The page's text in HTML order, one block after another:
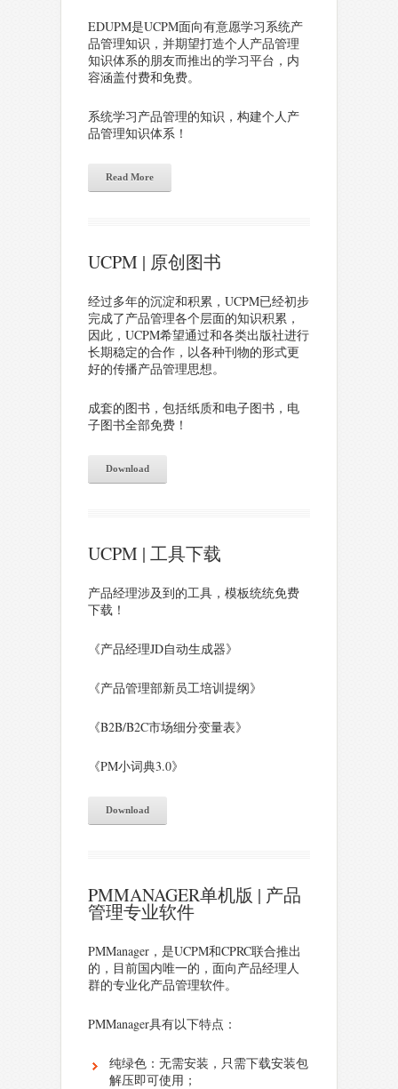
EDUPM是UCPM面向有意愿学习系统产
品管理知识，并期望打造个人产品管理
知识体系的朋友而推出的学习平台，内
容涵盖付费和免费。
系统学习产品管理的知识，构建个人产
品管理知识体系！
Read More
UCPM | 原创图书
经过多年的沉淀和积累，UCPM已经初步
完成了产品管理各个层面的知识积累，
因此，UCPM希望通过和各类出版社进行
长期稳定的合作，以各种刊物的形式更
好的传播产品管理思想。
成套的图书，包括纸质和电子图书，电
子图书全部免费！
Download
UCPM | 工具下载
产品经理涉及到的工具，模板统统免费
下载！
《产品经理JD自动生成器》
《产品管理部新员工培训提纲》
《B2B/B2C市场细分变量表》
《PM小词典3.0》
Download
PMMANAGER单机版 | 产品
管理专业软件
PMManager，是UCPM和CPRC联合推出
的，目前国内唯一的，面向产品经理人
群的专业化产品管理软件。
PMManager具有以下特点：
纯绿色：无需安装，只需下载安装包
解压即可使用；